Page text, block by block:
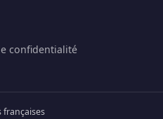
confidentialité
françaises